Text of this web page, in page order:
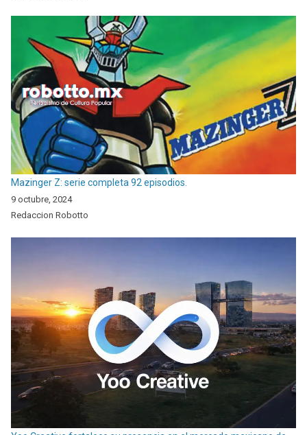
Mazinger Z: serie completa 92 episodios.
9 octubre, 2024
Redaccion Robotto